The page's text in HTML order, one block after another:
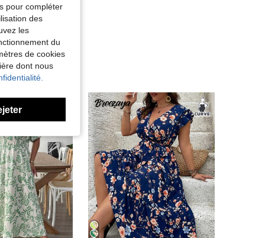
pour compléter
des
les
du
de cookies
dont nous